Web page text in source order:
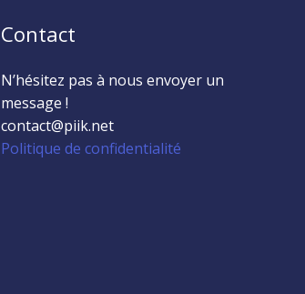
Contact
N’hésitez pas à nous envoyer un
message !
contact@piik.net
Politique de confidentialité